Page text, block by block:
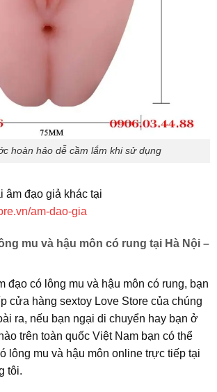
hoàn hảo dễ cầm lắm khi sử dụng
âm đạo giả khác tại
am-dao-gia
mu và hậu môn có rung tại Hà Nội –
đạo có lông mu và hậu môn có rung, bạn
cửa hàng sextoy Love Store của chúng
ra, nếu bạn ngại di chuyển hay bạn ở
trên toàn quốc Việt Nam bạn có thể
lông mu và hậu môn online trực tiếp tại
tôi.